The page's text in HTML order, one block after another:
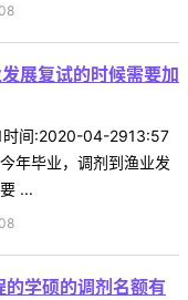
展复试的时候需要加
时间:2020-04-2913:57
年毕业，调剂到渔业发
...
学硕的调剂名额有